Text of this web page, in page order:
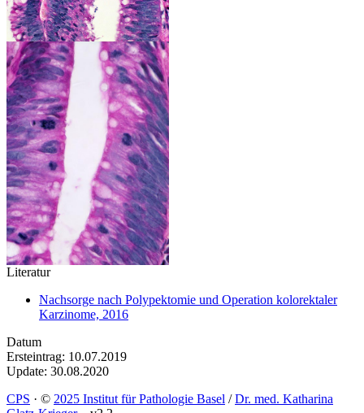
Literatur
Nachsorge nach Polypektomie und Operation kolorektaler
Karzinome, 2016
Datum
Ersteintrag: 10.07.2019
Update: 30.08.2020
CPS · © 2025 Institut für Pathologie Basel /Dr. med. Katharina